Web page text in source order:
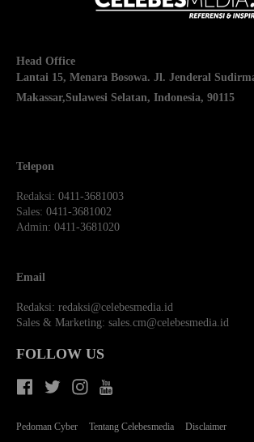
Head Office
Lantai 15, Menara Bosowa. Jl. Jenderal
Makassar,Sulawesi Selatan, Indonesia, 90115
Telepon
Redaksi: 0411-3681003
Sales: 0411-3681002
Admin: 0411-3681020
Email
Redaksi: redaksi@celebesmedia.id
Sales & Marketing: sales.cm@celebesmedia.id
FOLLOW US
Pedoman Cyber Tentang Celebesmedia Disclaimer